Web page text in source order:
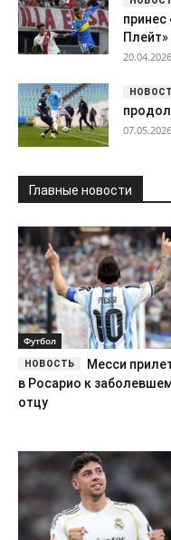
принес
Плейт»
20.04.2026
07.05.2026
Главные новости
Футбол
Месси
в Росарио к
отцу